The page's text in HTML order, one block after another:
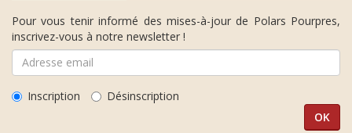
Pour vous tenir informé des mises-à-jour de Polars Pourpres,
inscrivez-vous à notre newsletter !
Inscription Désinscription